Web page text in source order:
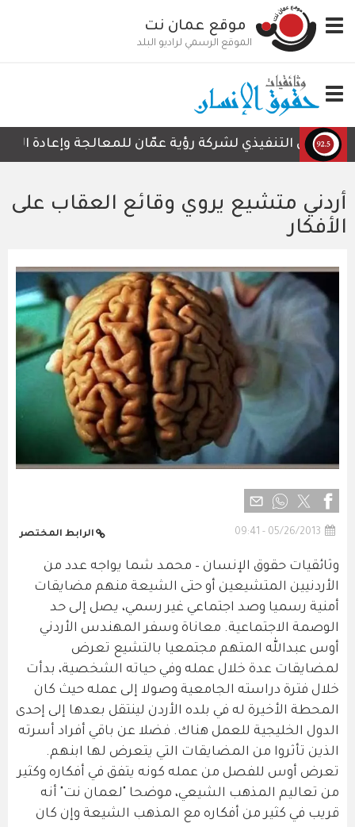
إلى
المحتوى
Toggle
navigation
موقع عمان نت
الموقع الرسمي لراديو البلد
Toggle
navigation
الرئيس التنفيذي لشركة رؤية عمّان للمعالجة وإعادة
أردني متشيع يروي وقائع العقاب على
الأفكار
05/26/2013 - 09:41 الرابط المختصر
وثائقيات حقوق الإنسان – محمد شما يواجه عدد من
الأردنيين المتشيعين أو حتى الشيعة منهم مضايقات
أمنية رسميا وصد اجتماعي غير رسمي، يصل إلى حد
الوصمة الاجتماعية. معاناة وسفر المهندس الأردني
أوس عبدالله المتهم مجتمعيا بالتشيع تعرض
لمضايقات عدة خلال عمله وفي حياته الشخصية، بدأت
خلال فترة دراسته الجامعية وصولا إلى عمله حيث كان
المحطة الأخيرة له في بلده الأردن لينتقل بعدها إلى إحدى
الدول الخليجية للعمل هناك. فضلا عن باقي أفراد أسرته
الذين تأثروا من المضايقات التي يتعرض لها ابنهم.
تعرض أوس للفصل من عمله كونه يتفق في أفكاره وكثير
من تعاليم المذهب الشيعي، موضحا "لعمان نت" أنه
قريب في كثير من أفكاره مع المذهب الشيعة وإن كان